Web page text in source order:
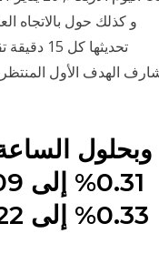
تحديثها